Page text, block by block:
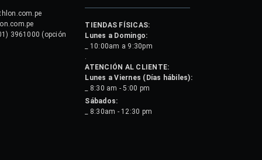
3961000 (opción
TIENDAS FÍSICAS:
Lunes a Domingo:
_ 10:00am a 9:30pm
.
ATENCIÓN AL CLIENTE:
Lunes a Viernes (Días hábiles):
_ 8:30 am - 5:00 pm
Sábados:
_ 8:30am - 12:30 pm